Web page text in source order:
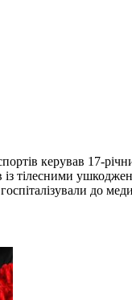
керував 17-
із тілесними
до